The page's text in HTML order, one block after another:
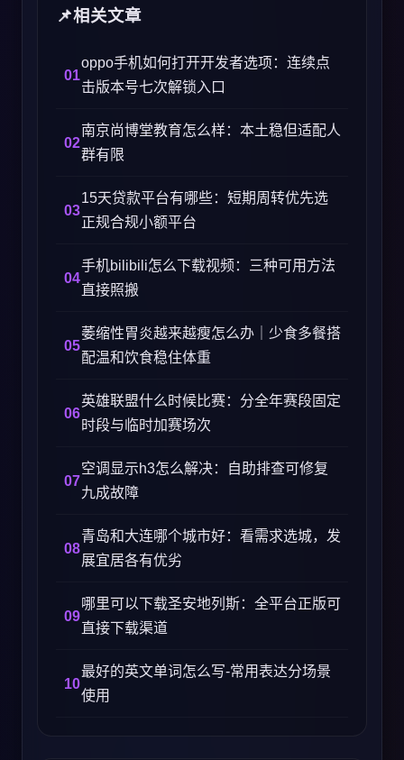
相关文章
oppo手机如何打开开发者选项：连续点
击版本号七次解锁入口
南京尚博堂教育怎么样：本土稳但适配人
群有限
15天贷款平台有哪些：短期周转优先选
正规合规小额平台
手机bilibili怎么下载视频：三种可用方法
直接照搬
萎缩性胃炎越来越瘦怎么办｜少食多餐搭
配温和饮食稳住体重
英雄联盟什么时候比赛：分全年赛段固定
时段与临时加赛场次
空调显示h3怎么解决：自助排查可修复
九成故障
青岛和大连哪个城市好：看需求选城，发
展宜居各有优劣
哪里可以下载圣安地列斯：全平台正版可
直接下载渠道
最好的英文单词怎么写-常用表达分场景
使用